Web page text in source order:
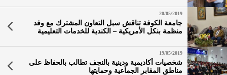
20/05/2019
جامعة الكوفة تناقش سبل التعاون المشترك مع وفد
منظمة بنكل الأمريكية – الكندية للخدمات التعليمية
19/05/2019
شخصيات أكاديمية ودينية بالنجف تطالب بالحفاظ على
مناطق المقابر الجماعية وحمايتها